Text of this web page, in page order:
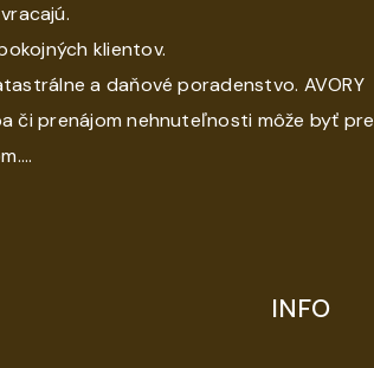
klientov.
a daňové poradenstvo. AVORY
či prenájom nehnuteľnosti môže byť pre
INFO